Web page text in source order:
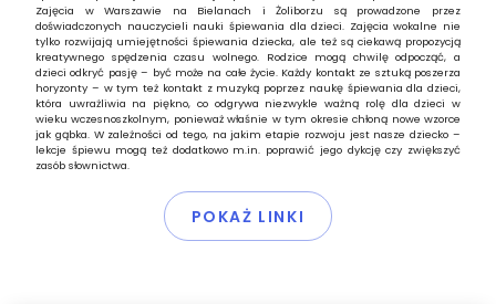
Zajęcia w Warszawie na Bielanach i Żoliborzu są prowadzone przez
doświadczonych nauczycieli nauki śpiewania dla dzieci. Zajęcia wokalne nie
tylko rozwijają umiejętności śpiewania dziecka, ale też są ciekawą propozycją
kreatywnego spędzenia czasu wolnego. Rodzice mogą chwilę odpocząć, a
dzieci odkryć pasję – być może na całe życie. Każdy kontakt ze sztuką poszerza
horyzonty – w tym też kontakt z muzyką poprzez naukę śpiewania dla dzieci,
która uwrażliwia na piękno, co odgrywa niezwykle ważną rolę dla dzieci w
wieku wczesnoszkolnym, ponieważ właśnie w tym okresie chłoną nowe wzorce
jak gąbka. W zależności od tego, na jakim etapie rozwoju jest nasze dziecko –
lekcje śpiewu mogą też dodatkowo m.in. poprawić jego dykcję czy zwiększyć
zasób słownictwa.
POKAŻ LINKI